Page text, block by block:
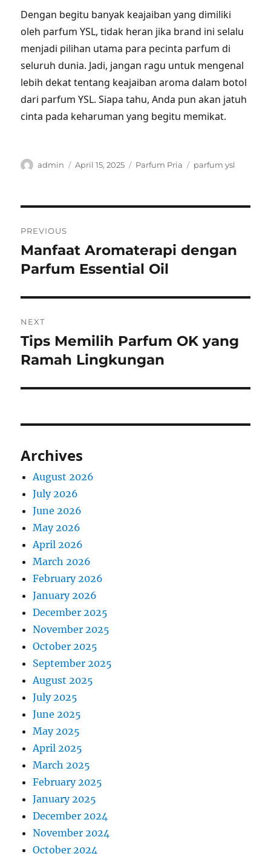
Dengan begitu banyak keajaiban yang dimiliki
oleh parfum YSL, tidak heran jika brand ini selalu
menjadi pilihan utama para pecinta parfum di
seluruh dunia. Jadi, jangan ragu untuk mengenal
lebih dekat tentang keajaiban aroma dalam botol
dari parfum YSL. Siapa tahu, Anda pun akan jatuh
cinta pada keharuman yang begitu memikat.
Author
admin
Posted
April 15, 2025 Categories
Parfum Pria Tags
parfum ysl
navigation
PREVIOUS
Previous
post:
Manfaat Aromaterapi dengan
Parfum Essential Oil
NEXT
Next
post:
Tips Memilih Parfum OK yang
Ramah Lingkungan
Archives
August 2026
July 2026
June 2026
May 2026
April 2026
March 2026
February 2026
January 2026
December 2025
November 2025
October 2025
September 2025
August 2025
July 2025
June 2025
May 2025
April 2025
March 2025
February 2025
January 2025
December 2024
November 2024
October 2024